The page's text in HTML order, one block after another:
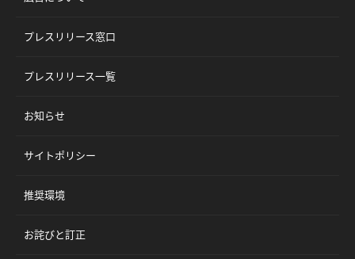
プレスリリース窓口
プレスリリース一覧
お知らせ
サイトポリシー
推奨環境
お詫びと訂正